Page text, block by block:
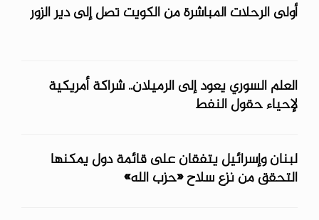
أولى الرحلات المباشرة من الكويت تصل إلى دير الزور
العلم السوري يعود إلى الرميلان.. شراكة أمريكية
لإحياء حقول النفط
لبنان وإسرائيل يتفقان على قائمة دول يمكنها
التحقق من نزع سلاح «حزب الله»